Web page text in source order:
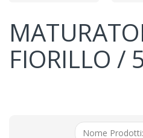
FIORILLO /